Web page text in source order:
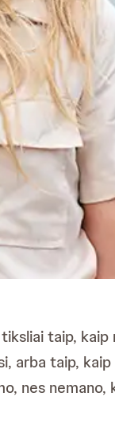
taip, kaip
taip,
nes nemano,